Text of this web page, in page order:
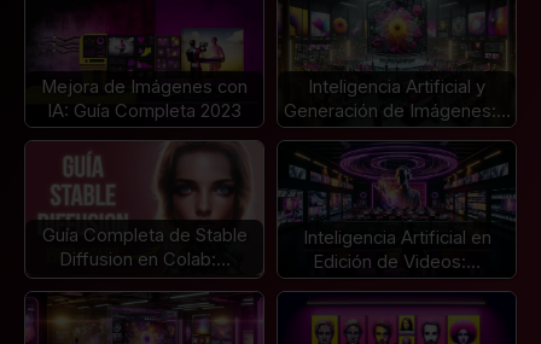
Mejora de Imágenes con
IA: Guía Completa 2023
Inteligencia Artificial y
Generación de Imágenes:…
Guía Completa de Stable
Diffusion en Colab:…
Inteligencia Artificial en
Edición de Videos:…